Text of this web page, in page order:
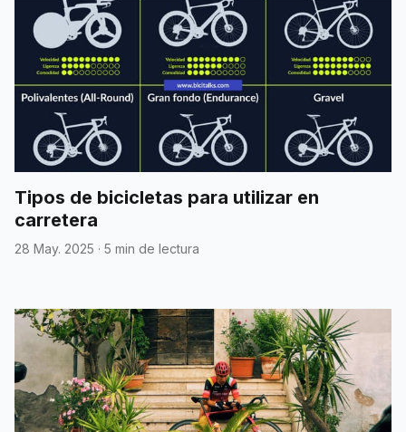
Tipos de bicicletas para utilizar en
carretera
28 May. 2025 · 5 min de lectura